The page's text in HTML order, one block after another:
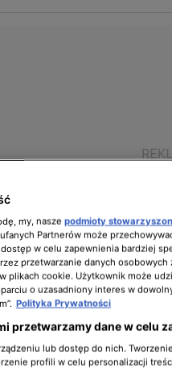
wracają
TTV. Sprawdź,
my, nasze podmioty
Partnerów może
w celu zapewnienia bardziej
przetwarzanie danych osobowych
plikach cookie. Użytkownik może
o uzasadniony interes w
Polityka Prywatności
przetwarzamy dane w celu
lub dostęp do nich.
profili w celu personalizacji